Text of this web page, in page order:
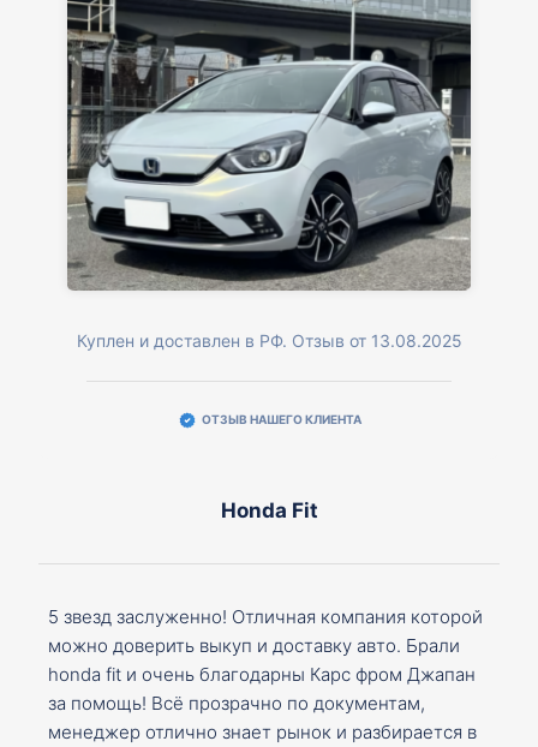
Куплен и доставлен в РФ. Отзыв от 13.08.2025
ОТЗЫВ НАШЕГО КЛИЕНТА
Honda Fit
5 звезд заслуженно! Отличная компания которой
можно доверить выкуп и доставку авто. Брали
honda fit и очень благодарны Карс фром Джапан
за помощь! Всё прозрачно по документам,
менеджер отлично знает рынок и разбирается в